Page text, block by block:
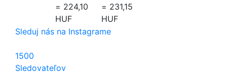
= 224,10
HUF
= 231,15
HUF
Sleduj nás na Instagrame
1500
Sledovateľov